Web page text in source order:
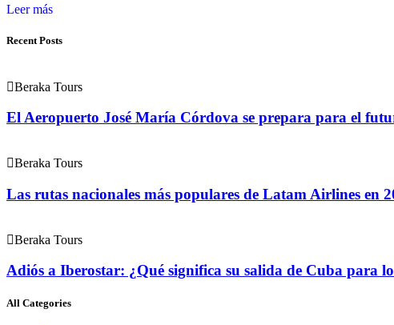
Recent Posts
Beraka Tours
El Aeropuerto José María Córdova se prepara para el
Beraka Tours
Las rutas nacionales más populares de Latam Airlines en
Beraka Tours
Adiós a Iberostar: ¿Qué significa su salida de Cuba para
All Categories